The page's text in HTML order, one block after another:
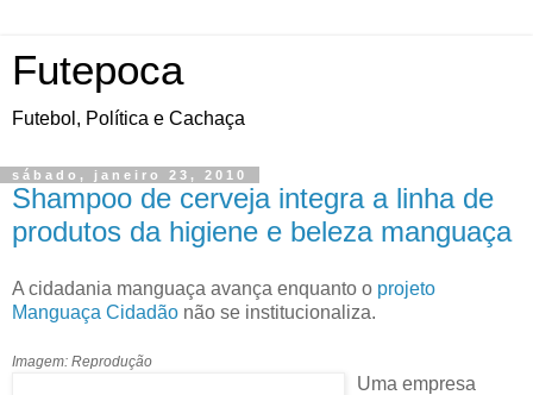
Futepoca
Futebol, Política e Cachaça
sábado, janeiro 23, 2010
Shampoo de cerveja integra a linha de
produtos da higiene e beleza manguaça
A cidadania manguaça avança enquanto o projeto
Manguaça Cidadão não se institucionaliza.
Imagem: Reprodução
Uma empresa